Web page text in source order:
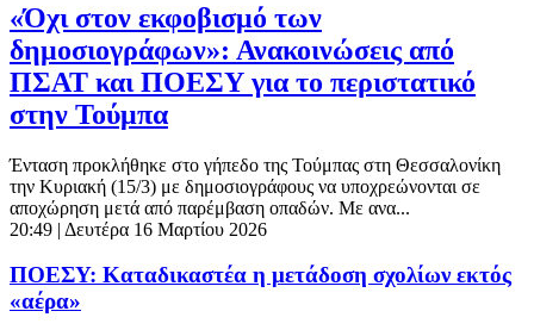
«Όχι στον εκφοβισμό των
δημοσιογράφων»: Ανακοινώσεις από
ΠΣΑΤ και ΠΟΕΣΥ για το περιστατικό
στην Τούμπα
Ένταση προκλήθηκε στο γήπεδο της Τούμπας στη Θεσσαλονίκη
την Κυριακή (15/3) με δημοσιογράφους να υποχρεώνονται σε
αποχώρηση μετά από παρέμβαση οπαδών. Με ανα...
20:49 | Δευτέρα 16 Μαρτίου 2026
ΠΟΕΣΥ: Καταδικαστέα η μετάδοση σχολίων εκτός
«αέρα»